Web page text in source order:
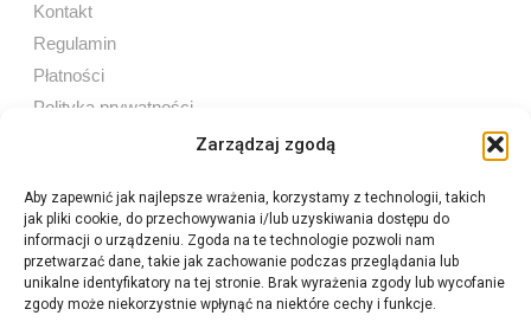
Zarządzaj zgodą
Aby zapewnić jak najlepsze wrażenia, korzystamy z technologii, takich
jak pliki cookie, do przechowywania i/lub uzyskiwania dostępu do
informacji o urządzeniu. Zgoda na te technologie pozwoli nam
przetwarzać dane, takie jak zachowanie podczas przeglądania lub
unikalne identyfikatory na tej stronie. Brak wyrażenia zgody lub wycofanie
zgody może niekorzystnie wpłynąć na niektóre cechy i funkcje.
Kontakt
Regulamin
Płatności
Polityka prywatności
Sprzedaż internetowa
Tel:605 603 753
Sprzedaż detaliczna